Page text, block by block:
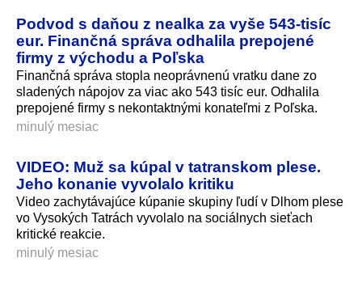
Podvod s daňou z nealka za vyše 543‑tisíc
eur. Finančná správa odhalila prepojené
firmy z východu a Poľska
Finančná správa stopla neoprávnenú vratku dane zo
sladených nápojov za viac ako 543 tisíc eur. Odhalila
prepojené firmy s nekontaktnými konateľmi z Poľska.
minulý mesiac
VIDEO: Muž sa kúpal v tatranskom plese.
Jeho konanie vyvolalo kritiku
Video zachytávajúce kúpanie skupiny ľudí v Dlhom plese
vo Vysokých Tatrách vyvolalo na sociálnych sieťach
kritické reakcie.
minulý mesiac